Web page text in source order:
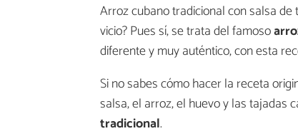
Arroz cubano tradicional con salsa
vicio? Pues sí, se trata del famoso
diferente y muy auténtico, con esta
Si no sabes cómo hacer la receta
salsa, el arroz, el huevo y las tajadas
tradicional.